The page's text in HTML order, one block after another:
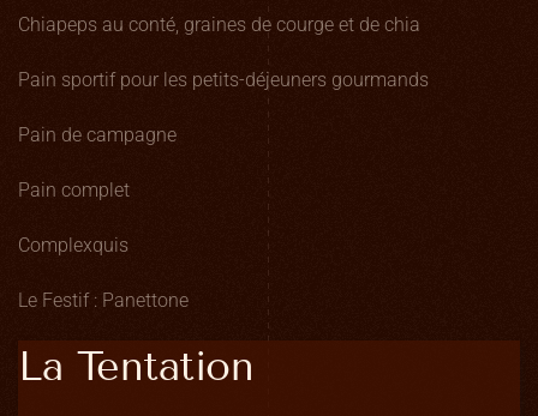
Chiapeps au conté, graines de courge et de chia
Pain sportif pour les petits-déjeuners gourmands
Pain de campagne
Pain complet
Complexquis
Le Festif : Panettone
La Tentation